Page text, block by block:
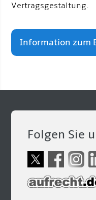
Vertragsgestaltung.
Information zum
Folgen Sie